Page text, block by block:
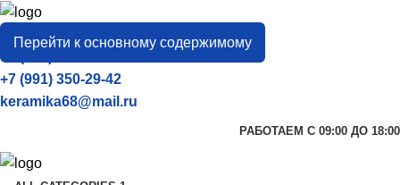
Перейти к основному содержимому
город
Тамбов
+7 (906) 657-33-54
+7 (991) 350-29-42
keramika68@mail.ru
РАБОТАЕМ С 09:00 ДО 18:00